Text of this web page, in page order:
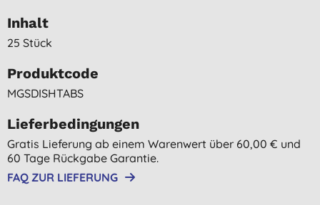
Inhalt
25 Stück
Produktcode
MGSDISHTABS
Lieferbedingungen
Gratis Lieferung ab einem Warenwert über 60,00 € und
60 Tage Rückgabe Garantie.
FAQ ZUR LIEFERUNG